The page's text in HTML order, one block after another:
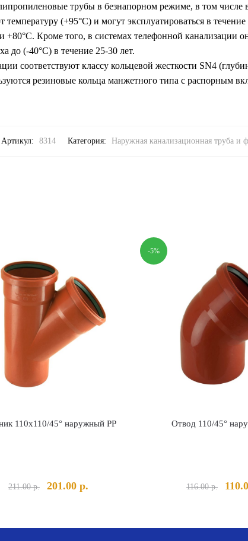
трубы в безнапорном режиме, в том числе
(+95°С) и могут эксплуатироваться в
+80°С. Кроме того, в системах телефонной канализации
до (-40°С) в течение 25-30 лет.
соответствуют классу кольцевой жесткости SN4
резиновые кольца манжетного типа с распорным
Артикул: 8314 Категория: Наружная канализационная труба и
110х110/45° наружный PP
211.00р.
Первоначальная
211.00 р..
201.00 р.
-5%
Отвод 110/45°
116.00р.